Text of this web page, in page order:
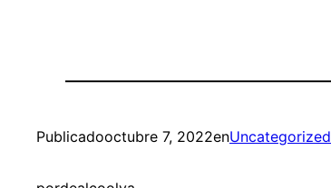
Publicadooctubre 7, 2022enUncategorized